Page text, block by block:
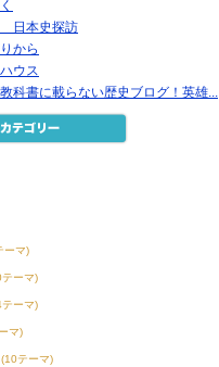
日本史探訪
から
ウス
科書に載らない歴史ブログ！英雄...
ーマ)
ーマ)
ーマ)
マ)
(10テーマ)